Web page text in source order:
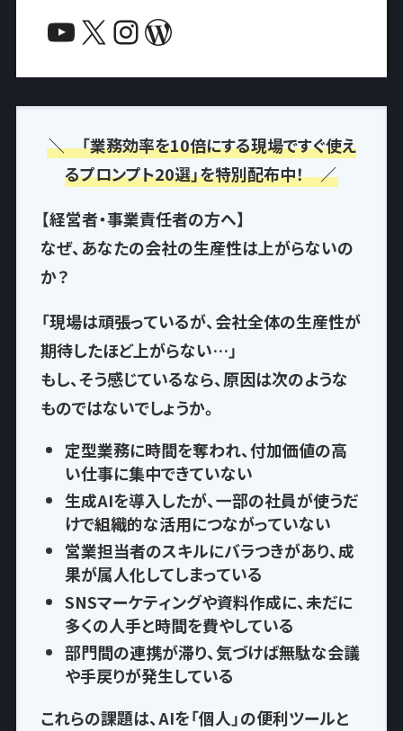
YouTube X InstagramWordPress
＼ 「業務効率を10倍にする現場ですぐ使え
るプロンプト20選」を特別配布中！ ／
【経営者・事業責任者の方へ】
なぜ、あなたの会社の生産性は上がらないの
か？
「現場は頑張っているが、会社全体の生産性が
期待したほど上がらない…」
もし、そう感じているなら、原因は次のような
ものではないでしょうか。
定型業務に時間を奪われ、付加価値の高
い仕事に集中できていない
生成AIを導入したが、一部の社員が使うだ
けで組織的な活用につながっていない
営業担当者のスキルにバラつきがあり、成
果が属人化してしまっている
SNSマーケティングや資料作成に、未だに
多くの人手と時間を費やしている
部門間の連携が滞り、気づけば無駄な会議
や手戻りが発生している
これらの課題は、AIを「個人」の便利ツールと